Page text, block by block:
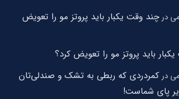
درچند وقت یکبار باید پروتز مو را تعویض
باید پروتز مو را تعویض کرد؟
در کمردردی که ربطی به تشک و صندلی‌تان
پای شماست!